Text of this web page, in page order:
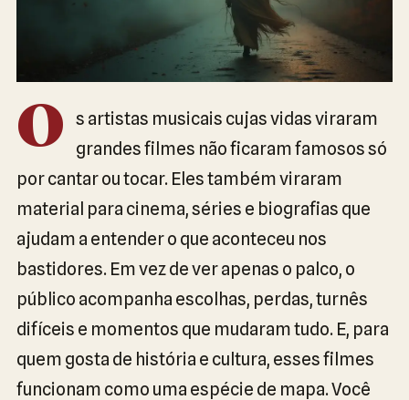
O
s artistas musicais cujas vidas viraram
grandes filmes não ficaram famosos só
por cantar ou tocar. Eles também viraram
material para cinema, séries e biografias que
ajudam a entender o que aconteceu nos
bastidores. Em vez de ver apenas o palco, o
público acompanha escolhas, perdas, turnês
difíceis e momentos que mudaram tudo. E, para
quem gosta de história e cultura, esses filmes
funcionam como uma espécie de mapa. Você